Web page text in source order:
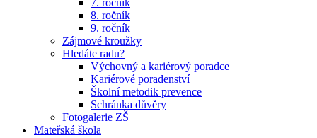
7. ročník
8. ročník
9. ročník
Zájmové kroužky
Hledáte radu?
Výchovný a kariérový poradce
Kariérové poradenství
Školní metodik prevence
Schránka důvěry
Fotogalerie ZŠ
Mateřská škola